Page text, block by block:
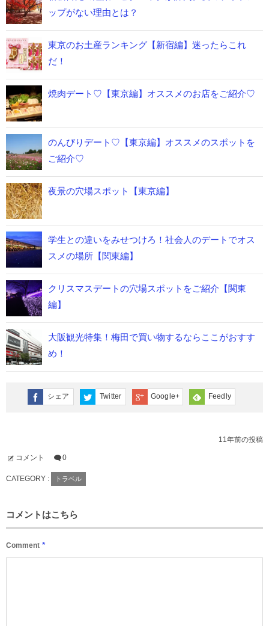
ップがない理由とは？
東京のお土産ランキング【新宿編】迷ったらこれ
だ！
焼肉デート♡【東京編】オススメのお店をご紹介♡
のんびりデート♡【東京編】オススメのスポットを
ご紹介♡
夜景の穴場スポット【東京編】
学生との違いをみせつけろ！社会人のデートでオス
スメの場所【関東編】
クリスマスデートの穴場スポットをご紹介【関東
編】
大阪観光特集！梅田で買い物するならここがおすす
め！
シェア Twitter Google+ Feedly
11年前の投稿
コメント 0
CATEGORY : トラベル
コメントはこちら
Comment *